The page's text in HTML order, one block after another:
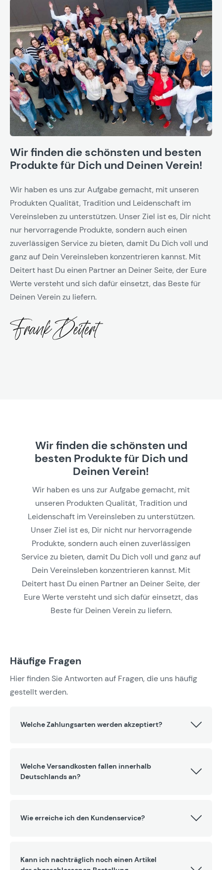
Wir finden die schönsten und besten
Produkte für Dich und Deinen Verein!
Wir haben es uns zur Aufgabe gemacht, mit unseren
Produkten Qualität, Tradition und Leidenschaft im
Vereinsleben zu unterstützen. Unser Ziel ist es, Dir nicht
nur hervorragende Produkte, sondern auch einen
zuverlässigen Service zu bieten, damit Du Dich voll und
ganz auf Dein Vereinsleben konzentrieren kannst. Mit
Deitert hast Du einen Partner an Deiner Seite, der Eure
Werte versteht und sich dafür einsetzt, das Beste für
Deinen Verein zu liefern.
Wir finden die schönsten und
besten Produkte für Dich und
Deinen Verein!
Wir haben es uns zur Aufgabe gemacht, mit
unseren Produkten Qualität, Tradition und
Leidenschaft im Vereinsleben zu unterstützen.
Unser Ziel ist es, Dir nicht nur hervorragende
Produkte, sondern auch einen zuverlässigen
Service zu bieten, damit Du Dich voll und ganz auf
Dein Vereinsleben konzentrieren kannst. Mit
Deitert hast Du einen Partner an Deiner Seite, der
Eure Werte versteht und sich dafür einsetzt, das
Beste für Deinen Verein zu liefern.
Häufige Fragen
Hier finden Sie Antworten auf Fragen, die uns häufig
gestellt werden.
Welche Zahlungsarten werden akzeptiert?
Welche Versandkosten fallen innerhalb
Deutschlands an?
Wie erreiche ich den Kundenservice?
Kann ich nachträglich noch einen Artikel